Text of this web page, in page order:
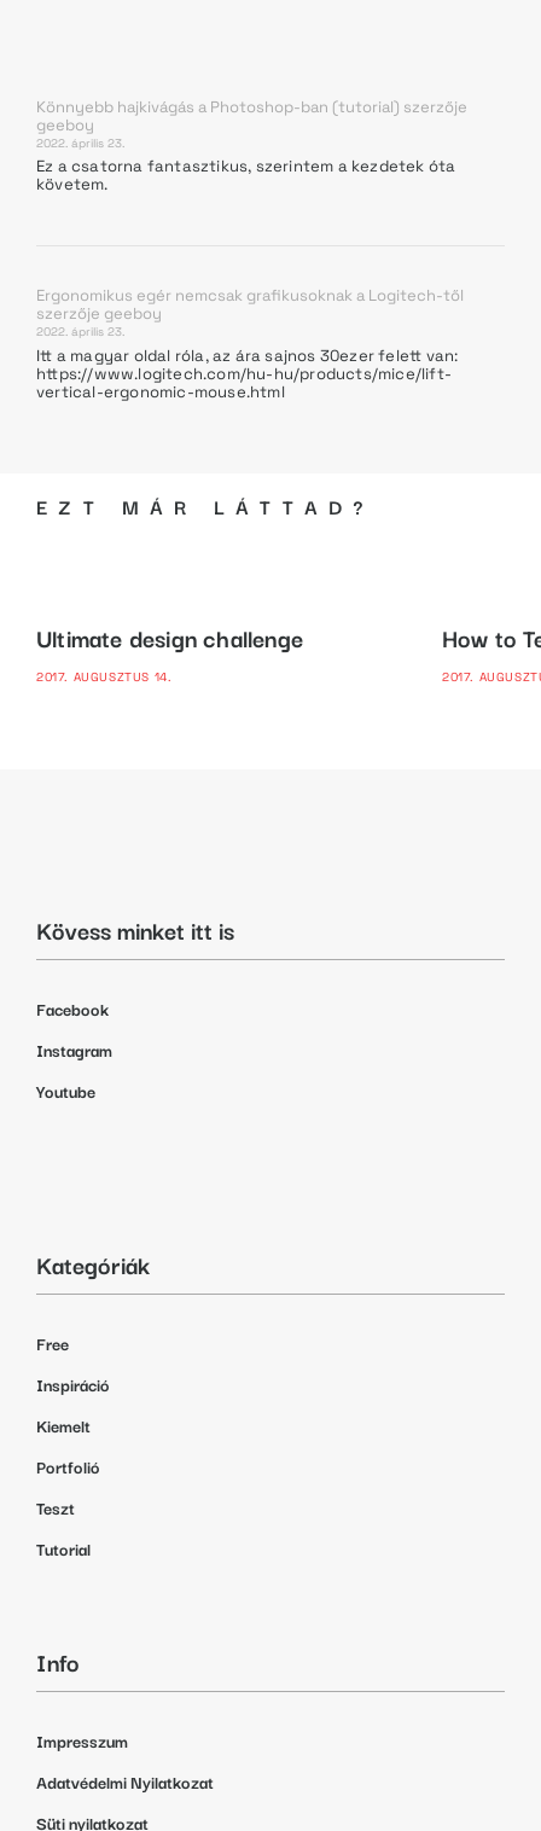
Könnyebb hajkivágás a Photoshop-ban (tutorial) szerzője
geeboy
2022. április 23.
Ez a csatorna fantasztikus, szerintem a kezdetek óta
követem.
Ergonomikus egér nemcsak grafikusoknak a Logitech-től
szerzője geeboy
2022. április 23.
Itt a magyar oldal róla, az ára sajnos 30ezer felett van:
https://www.logitech.com/hu-hu/products/mice/lift-
vertical-ergonomic-mouse.html
EZT MÁR LÁTTAD?
Ultimate design challenge
2017. AUGUSZTUS 14.
How to
2017.
Kövess minket itt is
Facebook
Instagram
Youtube
Kategóriák
Free
Inspiráció
Kiemelt
Portfolió
Teszt
Tutorial
Info
Impresszum
Adatvédelmi Nyilatkozat
Süti nyilatkozat